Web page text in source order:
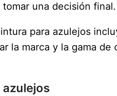
una decisión final.
para azulejos
la marca y la gama